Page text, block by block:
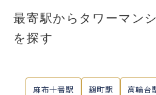
最寄駅からタワーマン
を探す
麻布十番駅 麹町駅 高輪台